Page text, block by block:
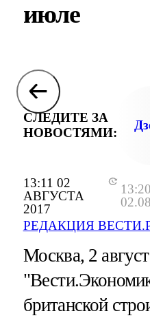
13:11 02
АВГУСТА
2017
13:20
РЕДАКЦИЯ
июле
СЛЕДИТЕ ЗА
НОВОСТЯМИ:
Москва, 2
британской